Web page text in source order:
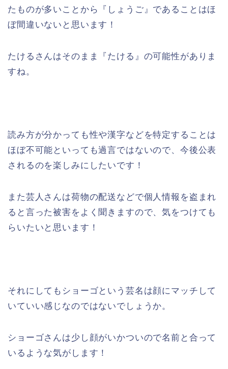
たものが多いことから『しょうご』であることはほ
ぼ間違いないと思います！
たけるさんはそのまま『たける』の可能性がありま
すね。
読み方が分かっても性や漢字などを特定することは
ほぼ不可能といっても過言ではないので、今後公表
されるのを楽しみにしたいです！
また芸人さんは荷物の配送などで個人情報を盗まれ
ると言った被害をよく聞きますので、気をつけても
らいたいと思います！
それにしてもショーゴという芸名は顔にマッチして
いていい感じなのではないでしょうか。
ショーゴさんは少し顔がいかついので名前と合って
いるような気がします！